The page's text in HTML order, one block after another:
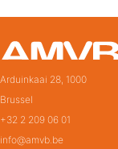
Arduinkaai 28, 1000
Brussel
+32 2 209 06 01
info@amvb.be